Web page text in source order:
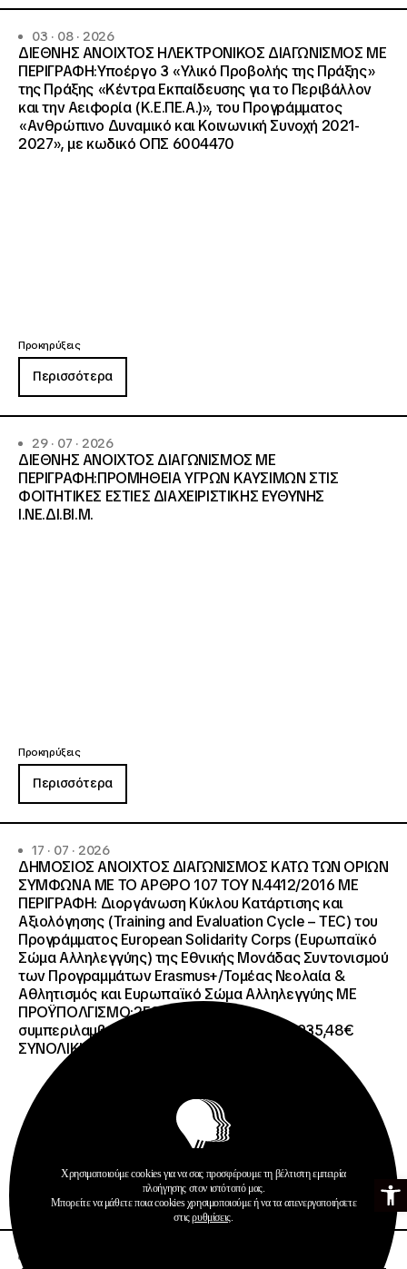
Ανοίξτε
03 · 08 · 2026
ΔΙΕΘΝΗΣ ΑΝΟΙΧΤΟΣ ΗΛΕΚΤΡΟΝΙΚΟΣ ΔΙΑΓΩΝΙΣΜΟΣ ΜΕ
ΠΕΡΙΓΡΑΦΗ:Υποέργο 3 «Υλικό Προβολής της Πράξης»
της Πράξης «Κέντρα Εκπαίδευσης για το Περιβάλλον
και την Αειφορία (Κ.Ε.ΠΕ.Α.)», του Προγράμματος
«Ανθρώπινο Δυναμικό και Κοινωνική Συνοχή 2021-
2027», με κωδικό ΟΠΣ 6004470
Προκηρύξεις
Περισσότερα
29 · 07 · 2026
ΔΙΕΘΝΗΣ ΑΝΟΙΧΤΟΣ ΔΙΑΓΩΝΙΣΜΟΣ ΜΕ
ΠΕΡΙΓΡΑΦΗ:ΠΡΟΜΗΘΕΙΑ ΥΓΡΩΝ ΚΑΥΣΙΜΩΝ ΣΤΙΣ
ΦΟΙΤΗΤΙΚΕΣ ΕΣΤΙΕΣ ΔΙΑΧΕΙΡΙΣΤΙΚΗΣ ΕΥΘΥΝΗΣ
Ι.ΝΕ.ΔΙ.ΒΙ.Μ.
Προκηρύξεις
Περισσότερα
17 · 07 · 2026
ΔΗΜΟΣΙΟΣ ΑΝΟΙΧΤΟΣ ΔΙΑΓΩΝΙΣΜΟΣ ΚΑΤΩ ΤΩΝ ΟΡΙΩΝ
ΣΥΜΦΩΝΑ ΜΕ ΤΟ ΑΡΘΡΟ 107 ΤΟΥ Ν.4412/2016 ΜΕ
ΠΕΡΙΓΡΑΦΗ: Διοργάνωση Κύκλου Κατάρτισης και
Αξιολόγησης (Training and Evaluation Cycle – TEC) του
Προγράμματος European Solidarity Corps (Ευρωπαϊκό
Σώμα Αλληλεγγύης) της Εθνικής Μονάδας Συντονισμού
των Προγραμμάτων Erasmus+/Τομέας Νεολαία &
Αθλητισμός και Ευρωπαϊκό Σώμα Αλληλεγγύης ΜΕ
ΠΡΟΫΠΟΛΓΙΣΜΟ:258.064,52 € μη
συμπεριλαμβανομένου του Φ.Π.Α. ΦΠΑ 61.935,48€
ΣΥΝΟΛΙΚΗ ΑΞΙΑ 320.000,00 €.
Χρησιμοποιούμε cookies για να σας προσφέρουμε τη βέλτιστη εμπειρία
πλοήγησης στον ιστότοπό μας.
Μπορείτε να μάθετε ποια cookies χρησιμοποιούμε ή να τα απενεργοποιήσετε
στιςρυθμίσεις.